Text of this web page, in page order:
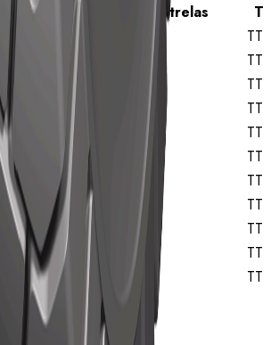
Classificação de estrelas
14
TT
16
TT
18
TT
14
TT
10
TT
10
TT
10
TT
12
TT
12
TT
TT
TT